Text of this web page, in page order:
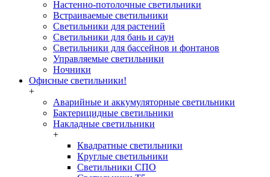
Настенно-потолочные светильники
Встраиваемые светильники
Светильники для растений
Светильники для бань и саун
Светильники для бассейнов и фонтанов
Управляемые светильники
Ночники
Офисные светильники!
+
Аварийные и аккумуляторные светильники
Бактерицидные светильники
Накладные светильники
+
Квадратные светильники
Круглые светильники
Светильники СПО